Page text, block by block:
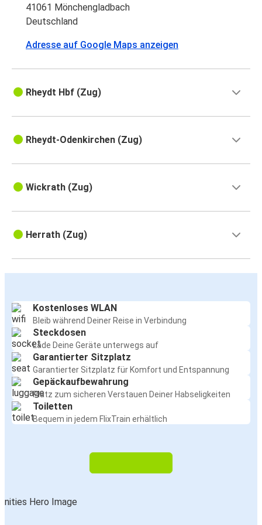
41061 Mönchengladbach
Deutschland
Adresse auf Google Maps anzeigen
Rheydt Hbf (Zug)
Rheydt-Odenkirchen (Zug)
Wickrath (Zug)
Herrath (Zug)
Kostenloses WLAN
Bleib während Deiner Reise in Verbindung
Steckdosen
Lade Deine Geräte unterwegs auf
Garantierter Sitzplatz
Garantierter Sitzplatz für Komfort und Entspannung
Gepäckaufbewahrung
Platz zum sicheren Verstauen Deiner Habseligkeiten
Toiletten
Bequem in jedem FlixTrain erhältlich